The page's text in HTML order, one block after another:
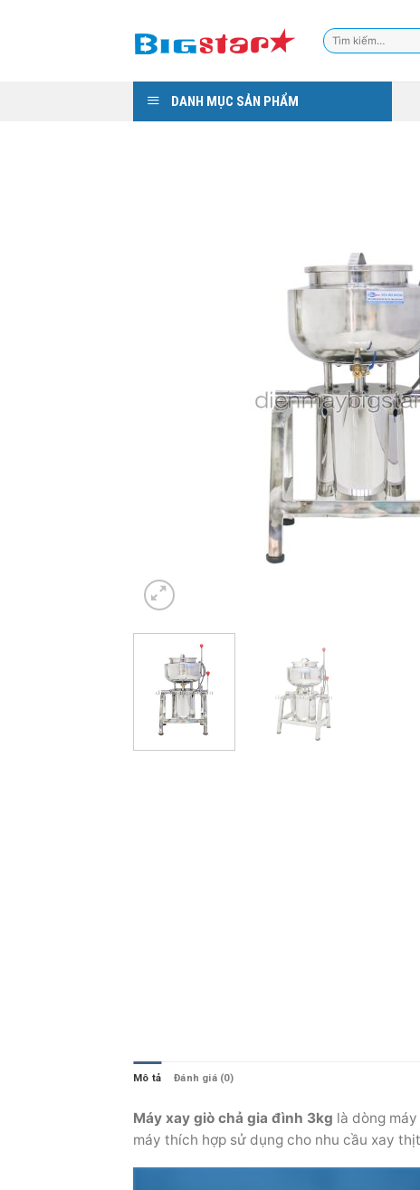
Tìm
kiếm:
DANH MỤC SẢN PHẨM
Mô tả Đánh giá (0)
Máy xay giò chả gia đình 3kg là dòng
máy thích hợp sử dụng cho nhu cầu xay